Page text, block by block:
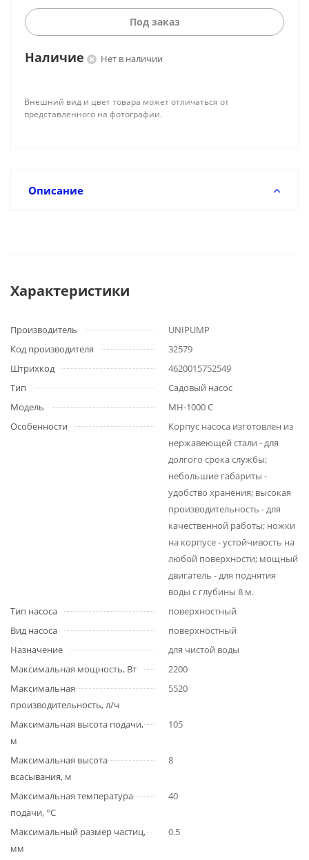
Под заказ
Наличие Нет в наличии
Внешний вид и цвет товара может отличаться от
представленного на фотографии.
Описание
Характеристики
Производитель
UNIPUMP
Код производителя
32579
Штрихкод
4620015752549
Тип
Садовый насос
Модель
МН-1000 С
Особенности
Корпус насоса изготовлен из
нержавеющей стали - для
долгого срока службы;
небольшие габариты -
удобство хранения; высокая
производительность - для
качественной работы; ножки
на корпусе - устойчивость на
любой поверхности; мощный
двигатель - для поднятия
воды с глубины 8 м.
Тип насоса
поверхностный
Вид насоса
поверхностный
Назначение
для чистой воды
Максимальная мощность, Вт
2200
Максимальная
производительность, л/ч
5520
Максимальная высота подачи,
м
105
Максимальная высота
всасывания, м
8
Максимальная температура
подачи, °С
40
Максимальный размер частиц,
мм
0.5